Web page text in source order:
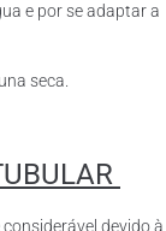
e por se adaptar a
seca.
devido à